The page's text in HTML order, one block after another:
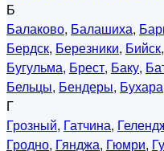
Б
Балаково, Балашиха,
Бердск, Березники, Бийск,
Бугульма, Брест, Баку,
Бельцы, Бендеры, Бухара
Г
Грозный, Гатчина,
Гродно, Гянджа, Гюмри,